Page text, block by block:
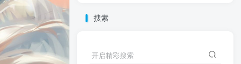
搜索
开启精彩搜索
脱发怎么办？要健康饮食保持良好心态，